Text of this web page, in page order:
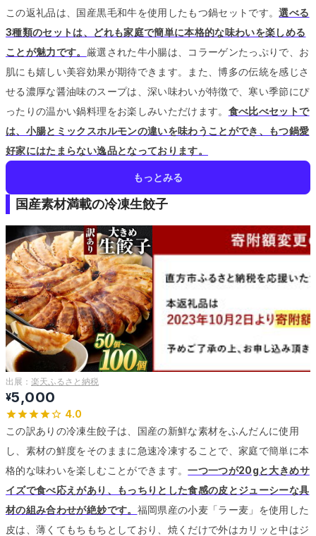
この返礼品は、国産黒毛和牛を使用したもつ鍋セットです。選べる
3種類のセットは、どれも家庭で簡単に本格的な味わいを楽しめる
ことが魅力です。 厳選された牛小腸は、コラーゲンたっぷりで、お
肌にも嬉しい美容効果が期待できます。
また、博多の伝統を感じさ
せる濃厚な醤油味のスープは、深い味わいが特徴で、寒い季節にぴ
ったりの温かい鍋料理をお楽しみいただけます。 食べ比べセットで
は、小腸とミックスホルモンの違いを味わうことができ、もつ鍋愛
好家にはたまらない逸品となっております。
もっとみる
国産素材満載の冷凍生餃子
出展： 楽天ふるさと納税
¥5,000
4.0
この訳ありの冷凍生餃子は、国産の新鮮な素材をふんだんに使用
し、素材の鮮度をそのままに急速冷凍することで、家庭で簡単に本
格的な味わいを楽しむことができます。一つ一つが20gと大きめサ
イズで食べ応えがあり、もっちりとした食感の皮とジューシーな具
材の組み合わせが絶妙です。 福岡県産の小麦「ラー麦」を使用した
皮は、薄くてもちもちとしており、焼くだけで外はカリッと中はジ